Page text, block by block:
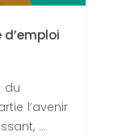
du
l’avenir
...